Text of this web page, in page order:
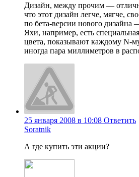
Дизайн, между прочим —
что этот дизайн легче, мягче,
по бета-версии нового дизайна
Яхи, например, есть
цвета, показывают каждому N-
иногда пара миллиметров в
25 января 2008 в 10:08 Ответить
Soratnik
А где купить эти акции?